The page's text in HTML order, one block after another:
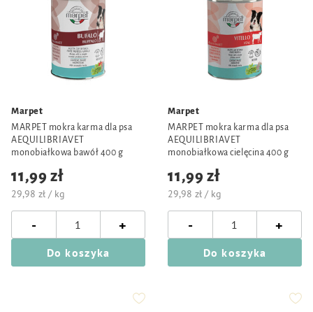
Marpet
MARPET mokra karma dla psa
AEQUILIBRIAVET
monobiałkowa bawół 400 g
11,99 zł
29,98 zł / kg
- +
Do koszyka
Marpet
MARPET mokra karma dla psa
AEQUILIBRIAVET
monobiałkowa cielęcina 400 g
11,99 zł
29,98 zł / kg
- +
Do koszyka